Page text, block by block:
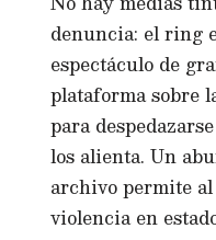
denuncia: el ring
espectáculo de
plataforma sobre
para
los alienta. Un
archivo permite
violencia en